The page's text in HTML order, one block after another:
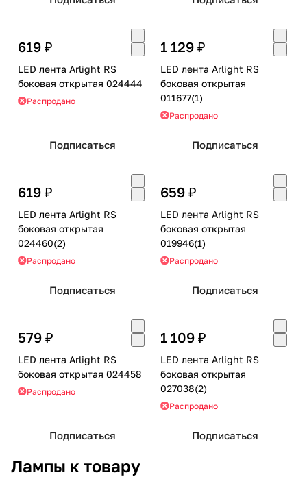
619 ₽
LED лента Arlight RS
боковая открытая 024444
Распродано
Подписаться
1 129 ₽
LED лента Arlight RS
боковая открытая
011677(1)
Распродано
Подписаться
619 ₽
LED лента Arlight RS
боковая открытая
024460(2)
Распродано
Подписаться
659 ₽
LED лента Arlight RS
боковая открытая
019946(1)
Распродано
Подписаться
579 ₽
LED лента Arlight RS
боковая открытая 024458
Распродано
Подписаться
1 109 ₽
LED лента Arlight RS
боковая открытая
027038(2)
Распродано
Подписаться
Лампы к товару